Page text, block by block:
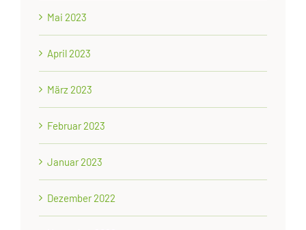
Mai 2023
April 2023
März 2023
Februar 2023
Januar 2023
Dezember 2022